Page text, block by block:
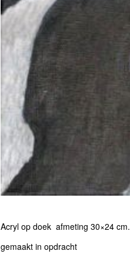
Acryl op doek afmeting 30×24 cm.
gemaakt in opdracht